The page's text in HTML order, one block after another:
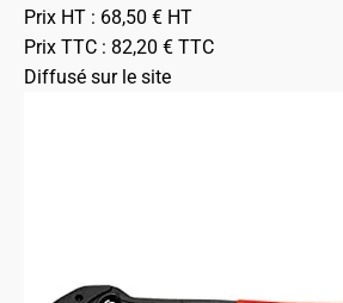
Prix HT : 68,50 € HT
Prix TTC : 82,20 € TTC
Diffusé sur le site